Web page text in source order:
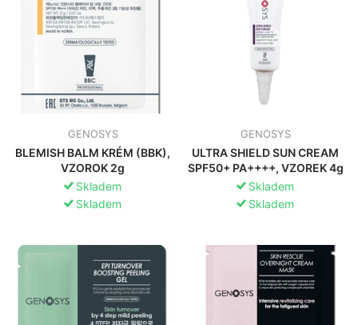
GENOSYS
BLEMISH BALM KRÉM (BBK),
VZOROK 2g
Skladem
Skladem
GENOSYS
ULTRA SHIELD SUN CREAM
SPF50+ PA++++, VZOREK 4g
Skladem
Skladem